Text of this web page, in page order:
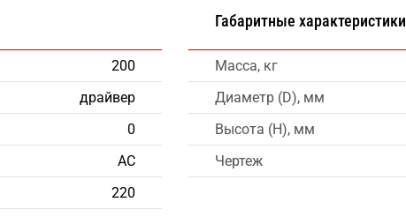
200
драйвер
0
AC
220
Габаритные характеристики
Масса, кг
Диаметр (D), мм
Высота (H), мм
Чертеж